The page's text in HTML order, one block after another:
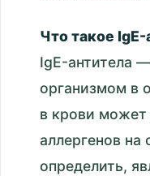
Что такое IgE-
IgE-антитела
организмом в
в крови может
аллергенов
определить,